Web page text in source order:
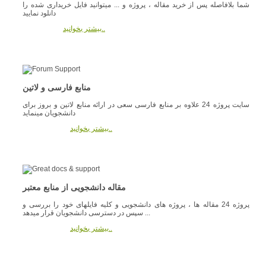
شما بلافاصله پس از خرید مقاله ، پروژه و ... میتوانید فایل خریداری شده را
دانلود نمایید
بیشتر بخوانید..
منابع فارسی و لاتین
سایت پروژه 24 علاوه بر منابع فارسی سعی در ارائه منابع لاتین و بروز برای
دانشجویان مینماید
بیشتر بخوانید..
مقاله دانشجویی از منابع معتبر
پروژه 24 مقاله ها ، پروژه های دانشجویی و کلیه فایلهای خود را بررسی و
سپس در دسترسی دانشجویان قرار میدهد ...
بیشتر بخوانید..